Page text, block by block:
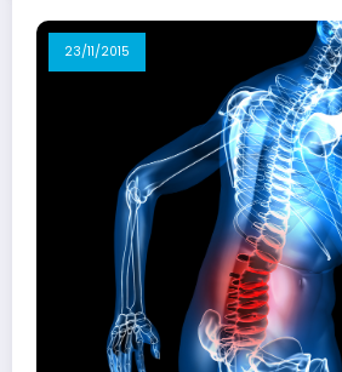
23/11/2015